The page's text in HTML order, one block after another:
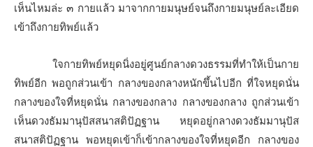
เห็นไหมล่ะ ๓ กายแล้ว มาจากกายมนุษย์จนถึงกายมนุษย์ละเอียด
เข้าถึงกายทิพย์แล้ว
ใจกายทิพย์หยุดนิ่งอยู่ศูนย์กลางดวงธรรมที่ทำให้เป็นกาย
ทิพย์อีก พอถูกส่วนเข้า กลางของกลางหนักขึ้นไปอีก ที่ใจหยุดนั่น
กลางของใจที่หยุดนั่น กลางของกลาง กลางของกลาง ถูกส่วนเข้า
เห็นดวงธัมมานุปัสสนาสติปัฏฐาน หยุดอยู่กลางดวงธัมมานุปัส
สนาสติปัฏฐาน พอหยุดเข้าก็เข้ากลางของใจที่หยุดอีก กลางของ